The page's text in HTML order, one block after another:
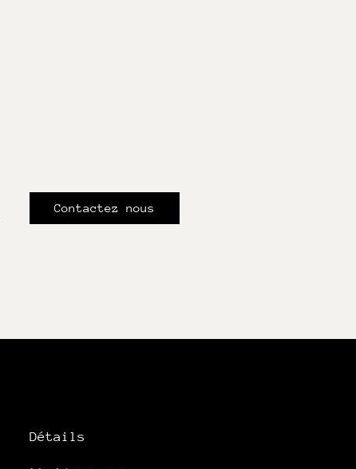
Contactez nous
Détails